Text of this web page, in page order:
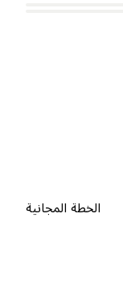
الخطة المجانية